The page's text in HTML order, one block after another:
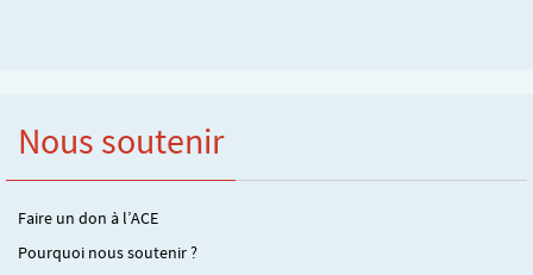
Nous soutenir
Faire un don à l’ACE
Pourquoi nous soutenir ?